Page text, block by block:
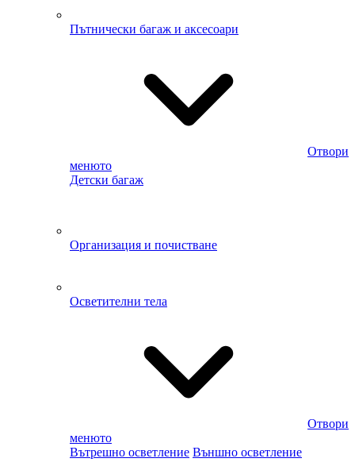
Пътнически багаж и аксесоари
Отвори
менюто
Детски багаж
Организация и почистване
Осветителни тела
Отвори
менюто
Вътрешно осветление Външно осветление